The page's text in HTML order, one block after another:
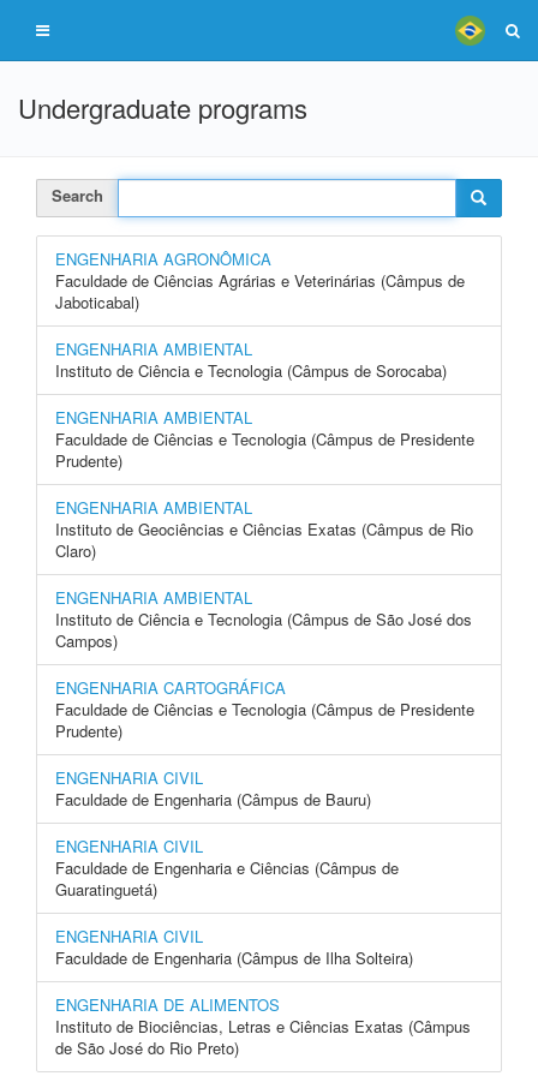
Undergraduate programs
Search
ENGENHARIA AGRONÔMICA
Faculdade de Ciências Agrárias e Veterinárias (Câmpus de
Jaboticabal)
ENGENHARIA AMBIENTAL
Instituto de Ciência e Tecnologia (Câmpus de Sorocaba)
ENGENHARIA AMBIENTAL
Faculdade de Ciências e Tecnologia (Câmpus de Presidente
Prudente)
ENGENHARIA AMBIENTAL
Instituto de Geociências e Ciências Exatas (Câmpus de Rio
Claro)
ENGENHARIA AMBIENTAL
Instituto de Ciência e Tecnologia (Câmpus de São José dos
Campos)
ENGENHARIA CARTOGRÁFICA
Faculdade de Ciências e Tecnologia (Câmpus de Presidente
Prudente)
ENGENHARIA CIVIL
Faculdade de Engenharia (Câmpus de Bauru)
ENGENHARIA CIVIL
Faculdade de Engenharia e Ciências (Câmpus de
Guaratinguetá)
ENGENHARIA CIVIL
Faculdade de Engenharia (Câmpus de Ilha Solteira)
ENGENHARIA DE ALIMENTOS
Instituto de Biociências, Letras e Ciências Exatas (Câmpus
de São José do Rio Preto)